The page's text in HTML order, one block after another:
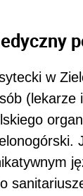
w
(lekarze